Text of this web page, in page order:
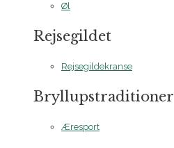
Øl
Rejsegildet
Rejsegildekranse
Bryllupstraditioner
Æresport